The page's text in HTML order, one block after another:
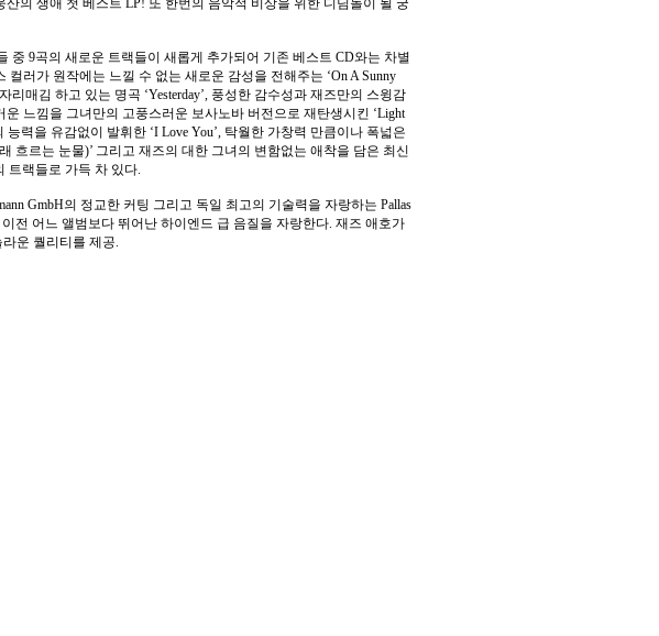
의 생애 첫 베스트 LP! 또 한번의 음악적 비상을 위한 디딤돌이 될 궁
중 9곡의 새로운 트랙들이 새롭게 추가되어 기존 베스트 CD와는 차별
러가 원작에는 느낄 수 없는 새로운 감성을 전해주는 ‘On A Sunny
매김 하고 있는 명곡 ‘Yesterday’, 풍성한 감수성과 재즈만의 스윙감
운 느낌을 그녀만의 고풍스러운 보사노바 버전으로 재탄생시킨 ‘Light
력을 유감없이 발휘한 ‘I Love You’, 탁월한 가창력 만큼이나 폭넓은
흐르는 눈물)’ 그리고 재즈의 대한 그녀의 변함없는 애착을 담은 최신
트랙들로 가득 차 있다.
GmbH의 정교한 커팅 그리고 독일 최고의 기술력을 자랑하는 Pallas
전 어느 앨범보다 뛰어난 하이엔드 급 음질을 자랑한다. 재즈 애호가
운 퀄리티를 제공.